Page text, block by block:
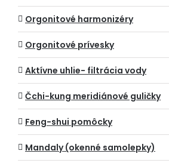
Orgonitové harmonizéry
Orgonitové prívesky
Aktívne uhlie- filtrácia vody
Čchi-kung meridiánové guličky
Feng-shui pomôcky
Mandaly (okenné samolepky)